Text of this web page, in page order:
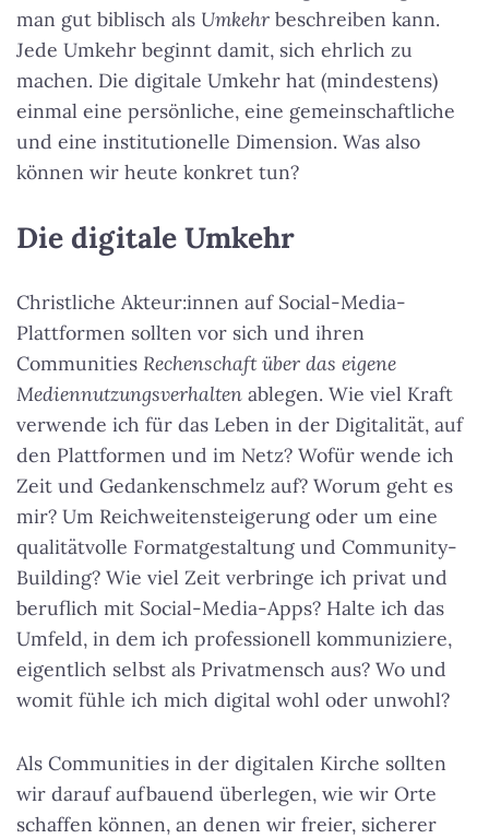
man gut biblisch als Umkehr beschreiben kann.
Jede Umkehr beginnt damit, sich ehrlich zu
machen. Die digitale Umkehr hat (mindestens)
einmal eine persönliche, eine gemeinschaftliche
und eine institutionelle Dimension. Was also
können wir heute konkret tun?
Die digitale Umkehr
Christliche Akteur:innen auf Social-Media-
Plattformen sollten vor sich und ihren
Communities Rechenschaft über das eigene
Mediennutzungsverhalten ablegen. Wie viel Kraft
verwende ich für das Leben in der Digitalität, auf
den Plattformen und im Netz? Wofür wende ich
Zeit und Gedankenschmelz auf? Worum geht es
mir? Um Reichweitensteigerung oder um eine
qualitätvolle Formatgestaltung und Community-
Building? Wie viel Zeit verbringe ich privat und
beruflich mit Social-Media-Apps? Halte ich das
Umfeld, in dem ich professionell kommuniziere,
eigentlich selbst als Privatmensch aus? Wo und
womit fühle ich mich digital wohl oder unwohl?
Als Communities in der digitalen Kirche sollten
wir darauf aufbauend überlegen, wie wir Orte
schaffen können, an denen wir freier, sicherer